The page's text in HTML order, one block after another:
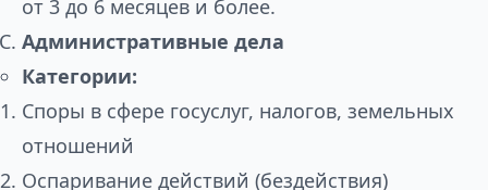
от 3 до 6 месяцев и более.
Административные дела
Категории:
Споры в сфере госуслуг, налогов, земельных
отношений
Оспаривание действий (бездействия)